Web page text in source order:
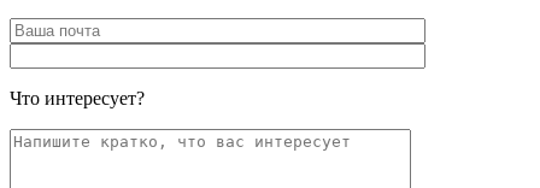
Что интересует?